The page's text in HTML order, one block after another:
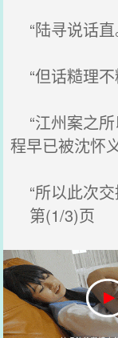
“陆寻说话直
“但话糙理不
“江州案之所
程早已被沈怀
“所以此次交
第(1/3)页